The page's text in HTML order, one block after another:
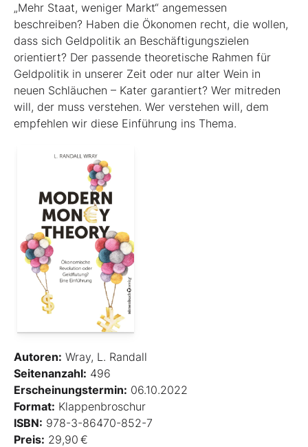
„Mehr Staat, weniger Markt“ angemessen
beschreiben? Haben die Ökonomen recht, die wollen,
dass sich Geldpolitik an Beschäftigungszielen
orientiert? Der passende theoretische Rahmen für
Geldpolitik in unserer Zeit oder nur alter Wein in
neuen Schläuchen – Kater garantiert? Wer mitreden
will, der muss verstehen. Wer verstehen will, dem
empfehlen wir diese Einführung ins Thema.
Autoren: Wray, L. Randall
Seitenanzahl: 496
Erscheinungstermin: 06.10.2022
Format: Klappenbroschur
ISBN: 978-3-86470-852-7
Preis: 29,90 €